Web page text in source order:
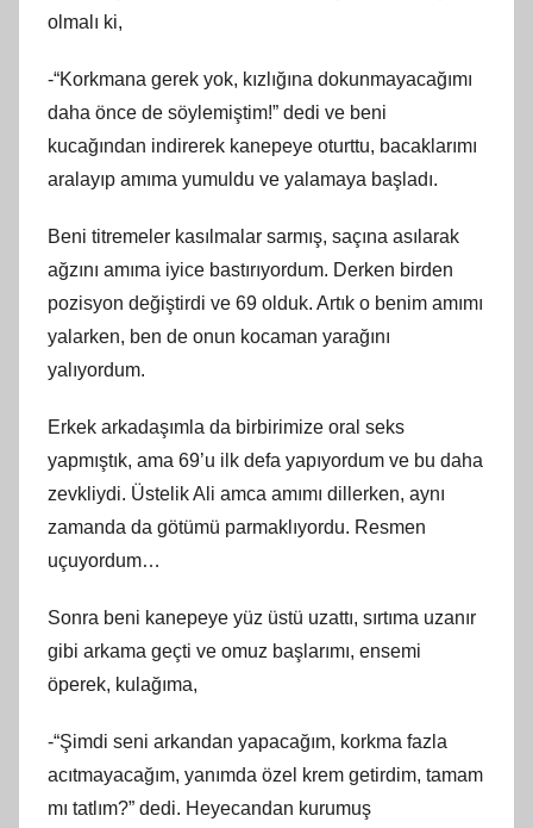
olmalı ki,
-“Korkmana gerek yok, kızlığına dokunmayacağımı
daha önce de söylemiştim!” dedi ve beni
kucağından indirerek kanepeye oturttu, bacaklarımı
aralayıp amıma yumuldu ve yalamaya başladı.
Beni titremeler kasılmalar sarmış, saçına asılarak
ağzını amıma iyice bastırıyordum. Derken birden
pozisyon değiştirdi ve 69 olduk. Artık o benim amımı
yalarken, ben de onun kocaman yarağını
yalıyordum.
Erkek arkadaşımla da birbirimize oral seks
yapmıştık, ama 69’u ilk defa yapıyordum ve bu daha
zevkliydi. Üstelik Ali amca amımı dillerken, aynı
zamanda da götümü parmaklıyordu. Resmen
uçuyordum…
Sonra beni kanepeye yüz üstü uzattı, sırtıma uzanır
gibi arkama geçti ve omuz başlarımı, ensemi
öperek, kulağıma,
-“Şimdi seni arkandan yapacağım, korkma fazla
acıtmayacağım, yanımda özel krem getirdim, tamam
mı tatlım?” dedi. Heyecandan kurumuş